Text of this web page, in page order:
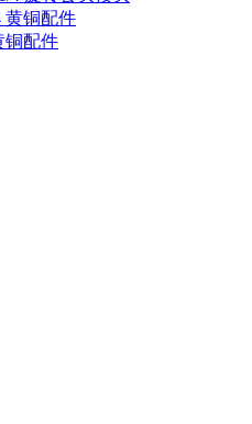
铜配件